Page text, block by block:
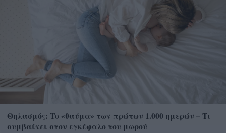
Θηλασμός: Το «θαύμα» των πρώτων 1.000 ημερών – Τι
συμβαίνει στον εγκέφαλο του μωρού